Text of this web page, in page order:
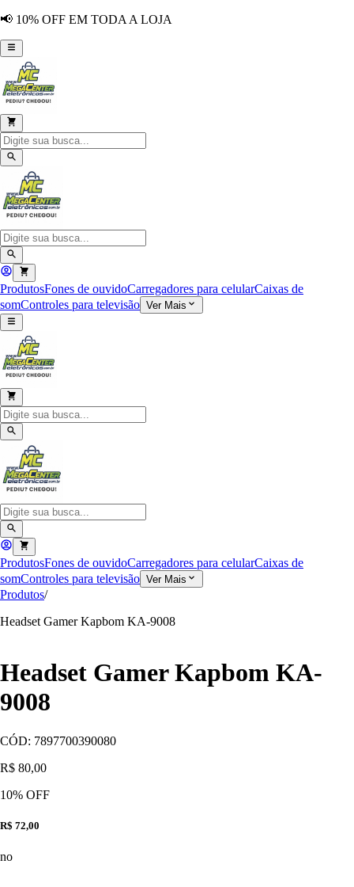
📢 10% OFF EM TODA A LOJA
ProdutosFones de ouvidoCarregadores para celularCaixas de
somControles para televisão Ver Mais
ProdutosFones de ouvidoCarregadores para celularCaixas de
somControles para televisão Ver Mais
Produtos/
Headset Gamer Kapbom KA-9008
Headset Gamer Kapbom KA-
9008
CÓD: 7897700390080
R$ 80,00
10% OFF
R$ 72,00
no